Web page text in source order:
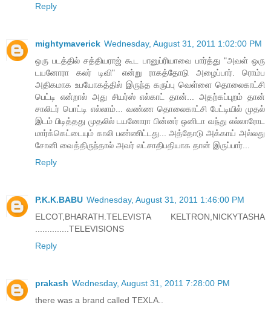
Reply
mightymaverick Wednesday, August 31, 2011 1:02:00 PM
ஒரு படத்தில் சத்தியராஜ் கூட பானுப்ரியாவை பார்த்து "அவள் ஒரு
டயனோரா கலர் டிவி" என்று ராகத்தோடு அழைப்பார். ரொம்ப
அதிகமாக உபயோகத்தில் இருந்த கருப்பு வெள்ளை தொலைகாட்சி
பெட்டி என்றால் அது சியர்ஸ் எல்காட் தான்... அதற்கப்புறம் தான்
சாலிடர் பொட்டி எல்லாம்... வண்ண தொலைகாட்சி பேட்டியில் முதல்
இடம் பிடித்தது முதலில் டயனோரா பின்னர் ஒனிடா வந்து எல்லாரோட
மார்க்கெட்டையும் காலி பண்ணிட்டது... அத்தோடு அக்காய் அல்லது
சோனி வைத்திருந்தால் அவர் லட்சாதிபதியாக தான் இருப்பார்...
Reply
P.K.K.BABU Wednesday, August 31, 2011 1:46:00 PM
ELCOT,BHARATH.TELEVISTA KELTRON,NICKYTASHA
..............TELEVISIONS
Reply
prakash Wednesday, August 31, 2011 7:28:00 PM
there was a brand called TEXLA..